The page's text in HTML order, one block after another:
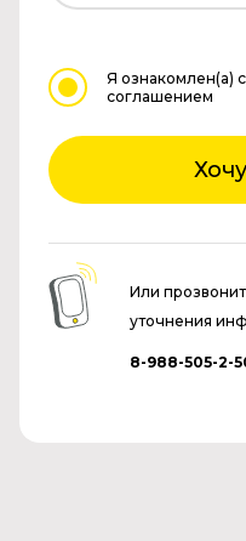
Я ознакомлен(а)
соглашением
Или
уточнения
8-988-505-2-